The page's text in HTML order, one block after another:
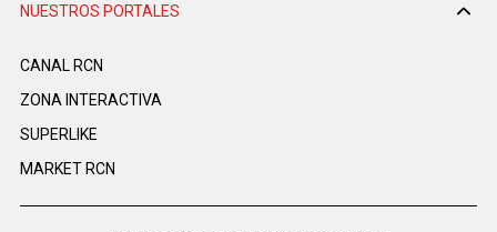
NUESTROS PORTALES
CANAL RCN
ZONA INTERACTIVA
SUPERLIKE
MARKET RCN